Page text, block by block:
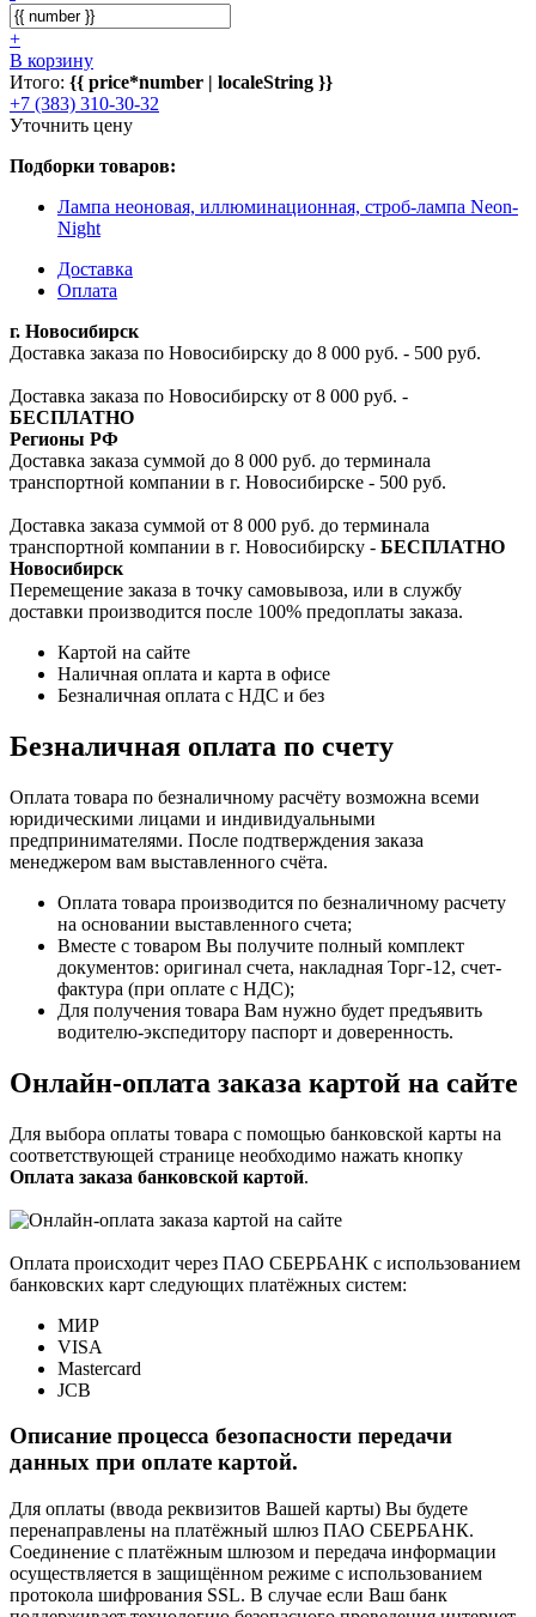
+
В корзину
Итого: {{ price*number | localeString }}
+7 (383) 310-30-32
Уточнить цену
Подборки товаров:
Лампа неоновая, иллюминационная, строб-лампа Neon-
Night
Доставка
Оплата
г. Новосибирск
Доставка заказа по Новосибирску до 8 000 руб. - 500 руб.
Доставка заказа по Новосибирску от 8 000 руб. -
БЕСПЛАТНО
Регионы РФ
Доставка заказа суммой до 8 000 руб. до терминала
транспортной компании в г. Новосибирске - 500 руб.
Доставка заказа суммой от 8 000 руб. до терминала
транспортной компании в г. Новосибирску - БЕСПЛАТНО
Новосибирск
Перемещение заказа в точку самовывоза, или в службу
доставки производится после 100% предоплаты заказа.
Картой на сайте
Наличная оплата и карта в офисе
Безналичная оплата с НДС и без
Безналичная оплата по счету
Оплата товара по безналичному расчёту возможна всеми
юридическими лицами и индивидуальными
предпринимателями. После подтверждения заказа
менеджером вам выставленного счёта.
Оплата товара производится по безналичному расчету
на основании выставленного счета;
Вместе с товаром Вы получите полный комплект
документов: оригинал счета, накладная Торг-12, счет-
фактура (при оплате с НДС);
Для получения товара Вам нужно будет предъявить
водителю-экспедитору паспорт и доверенность.
Онлайн-оплата заказа картой на сайте
Для выбора оплаты товара с помощью банковской карты на
соответствующей странице необходимо нажать кнопку
Оплата заказа банковской картой.
Оплата происходит через ПАО СБЕРБАНК с использованием
банковских карт следующих платёжных систем:
МИР
VISA
Mastercard
JCB
Описание процесса безопасности передачи
данных при оплате картой.
Для оплаты (ввода реквизитов Вашей карты) Вы будете
перенаправлены на платёжный шлюз ПАО СБЕРБАНК.
Соединение с платёжным шлюзом и передача информации
осуществляется в защищённом режиме с использованием
протокола шифрования SSL. В случае если Ваш банк